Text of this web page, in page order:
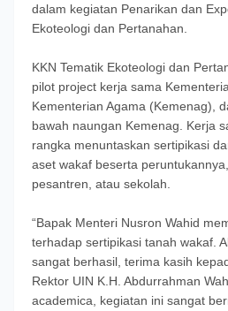
dalam kegiatan Penarikan dan
Ekoteologi dan Pertanahan.
KKN Tematik Ekoteologi dan
pilot project kerja sama
Kementerian Agama (Kemenag),
bawah naungan Kemenag. Kerja
rangka menuntaskan sertipikasi
aset wakaf beserta
pesantren, atau sekolah.
“Bapak Menteri Nusron Wahid
terhadap sertipikasi tanah wakaf.
sangat berhasil, terima kasih
Rektor UIN K.H. Abdurrahman
academica, kegiatan ini sangat